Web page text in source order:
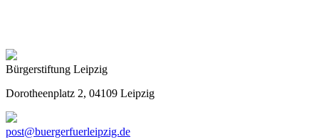
Bürgerstiftung Leipzig
Dorotheenplatz 2, 04109 Leipzig
post@buergerfuerleipzig.de